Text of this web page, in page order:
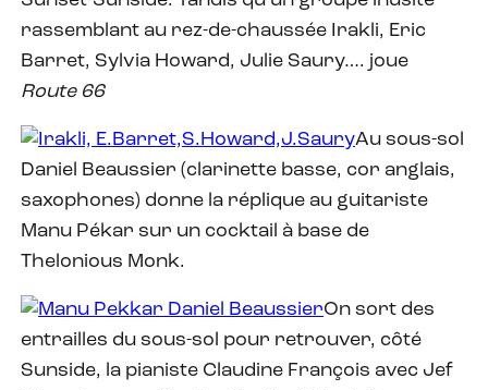
rassemblant au rez-de-chaussée Irakli, Eric
Barret, Sylvia Howard, Julie Saury…. joue
Route 66
Au sous-sol
Daniel Beaussier (clarinette basse, cor anglais,
saxophones) donne la réplique au guitariste
Manu Pékar sur un cocktail à base de
Thelonious Monk.
On sort des
entrailles du sous-sol pour retrouver, côté
Sunside, la pianiste Claudine François avec Jef